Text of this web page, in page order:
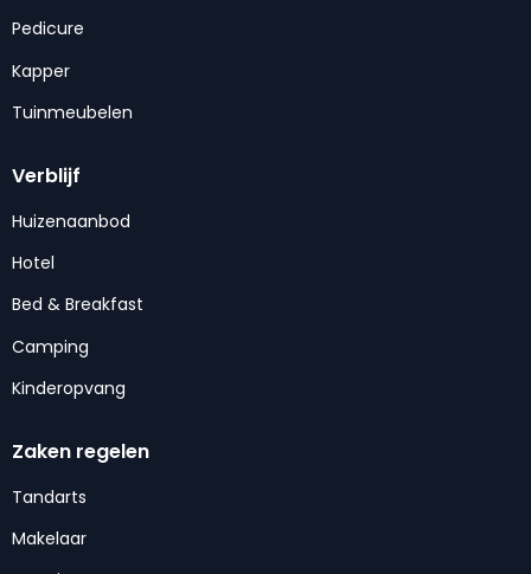
Pedicure
Kapper
Tuinmeubelen
Verblijf
Huizenaanbod
Hotel
Bed & Breakfast
Camping
Kinderopvang
Zaken regelen
Tandarts
Makelaar